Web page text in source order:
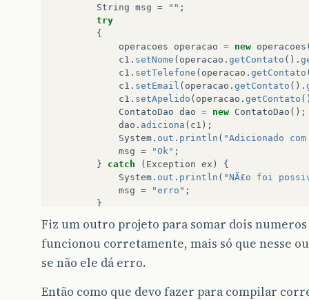
String msg = "" ;
try
{
operacoes
operacao = new operacoes
c1 . setNome ( operacao . getContato ().
c1 . setTelefone ( operacao . getContato
c1 . setEmail ( operacao . getContato ().
c1 . setApelido ( operacao . getContato
ContatoDao dao = new ContatoDao ();
dao . adiciona ( c1 );
System . out . println ( "Adicionado
msg = "Ok" ;
}
catch ( Exception ex )
{
System . out . println ( "NÃ£o foi
msg = "erro" ;
}
}
//Metodo para Listar os contatos
public ArrayList
}
Fiz um outro projeto para somar dois
funcionou corretamente, mais só que nesse
se não ele dá erro.
Então como que devo fazer para compilar